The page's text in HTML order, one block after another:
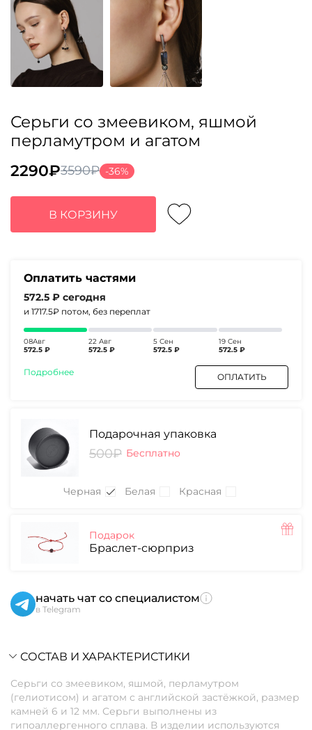
Серьги со змеевиком, яшмой
перламутром и агатом
3590₽
Первоначальная
цена
составляла
3590₽.
2290₽
Текущая
цена:
2290₽.
-36%
В КОРЗИНУ
Оплатить частями
572.5 ₽ сегодня
и 1717.5₽ потом, без переплат
08Авг
572.5 ₽
22 Авг
572.5 ₽
5 Сен
572.5 ₽
19 Сен
572.5 ₽
Подробнее ОПЛАТИТЬ
Подарочная упаковка
500₽ Бесплатно
Черная Белая Красная
Подарок
Браслет-сюрприз
начать чат со специалистом
в Telegram
СОСТАВ И ХАРАКТЕРИСТИКИ
Серьги со змеевиком, яшмой, перламутром
(гелиотисом) и агатом с английской застёжкой, размер
камней 6 и 12 мм. Серьги выполнены из
гипоаллергенного сплава. В изделии используются